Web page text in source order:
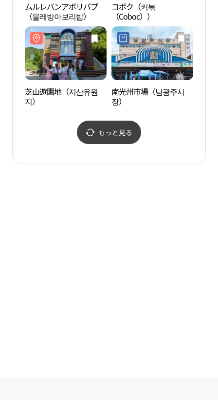
ムルレバンアボリバプ
（물레방아보리밥）
コボク（커볶
（Coboc））
芝山遊園地（지산유원
지）
南光州市場（남광주시
장）
もっと見る